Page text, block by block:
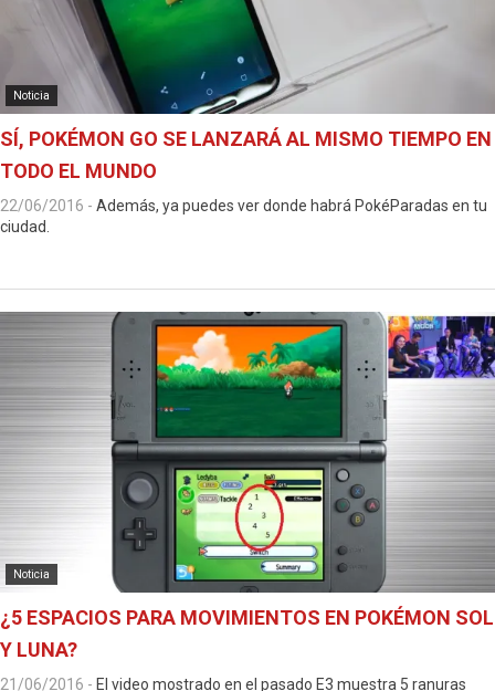
Noticia
SÍ, POKÉMON GO SE LANZARÁ AL MISMO TIEMPO EN
TODO EL MUNDO
22/06/2016 - Además, ya puedes ver donde habrá PokéParadas en tu
ciudad.
Noticia
¿5 ESPACIOS PARA MOVIMIENTOS EN POKÉMON SOL
Y LUNA?
21/06/2016 - El video mostrado en el pasado E3 muestra 5 ranuras